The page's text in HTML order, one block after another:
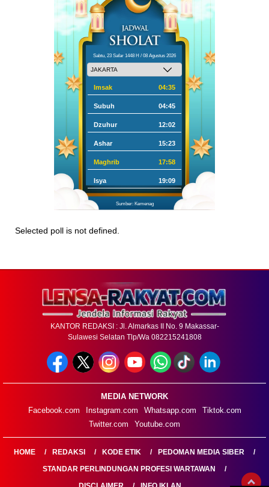
Sabtu, 23 Safar 1448 H / 08 Agustus 2026
Imsak 04:35
Subuh 04:45
Dzuhur 12:02
Ashar 15:23
Maghrib 17:58
Isya 19:09
Sumber: Kemenag
Selected poll is not defined.
KANTOR REDAKSI : Jl. Almarkas II No. 9 Makassar-
Sulawesi Selatan Tlp/Wa 082215241808
MEDIA NETWORK
Facebook.com
Instagram.com Whatsapp.com
Tiktok.com
Twitter.com
Youtube.com
HOME REDAKSI KODE ETIK
PEDOMAN MEDIA SIBER
STANDAR PERLINDUNGAN PROFESI WARTAWAN